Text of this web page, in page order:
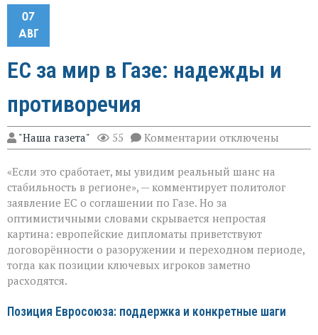
07
АВГ
ЕС за мир в Газе: надежды и
противоречия
"Наша газета" 55 Комментарии к
записи
за
мир
Газе:
надежды
и
противоречия
отключены
«Если это сработает, мы увидим реальный шанс на
стабильность в регионе», — комментирует политолог
заявление ЕС о соглашении по Газе. Но за
оптимистичными словами скрывается непростая
картина: европейские дипломаты приветствуют
договорённости о разоружении и переходном периоде,
тогда как позиции ключевых игроков заметно
расходятся.
Позиция Евросоюза: поддержка и конкретные шаги